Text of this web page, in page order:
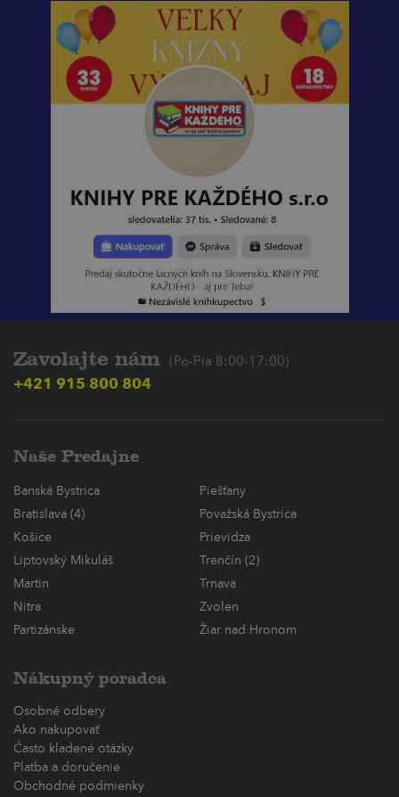
Zavolajte nám (Po-Pia 8:00-17:00)
+421 915 800 804
Naše Predajne
Banská Bystrica
Piešťany
Bratislava (4)
Považská Bystrica
Košice
Prievidza
Liptovský Mikuláš
Trenčín (2)
Martin
Trnava
Nitra
Zvolen
Partizánske
Žiar nad Hronom
Nákupný poradca
Osobné odbery
Ako nakupovať
Často kladené otázky
Platba a doručenie
Obchodné podmienky